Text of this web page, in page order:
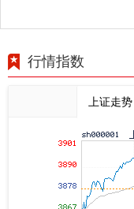
行情指数
上证走势